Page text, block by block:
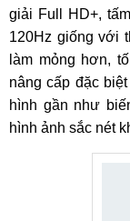
giải Full HD+,
120Hz giống với
làm mỏng hơn,
nâng cấp đặc
hình gần như
hình ảnh sắc nét